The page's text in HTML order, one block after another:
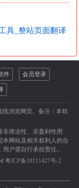
具_整站页面翻译
件 会员登录
线浏览网页。备注：本软
非商业性、非盈利性用
本网站及相关权利人的合
户需自行承担责任。
粤ICP备19111427号-2